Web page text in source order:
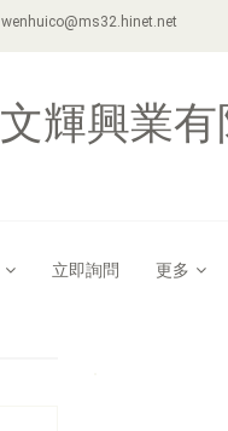
wenhuico@ms32.hinet.net
文輝興業有
立即詢問 更多